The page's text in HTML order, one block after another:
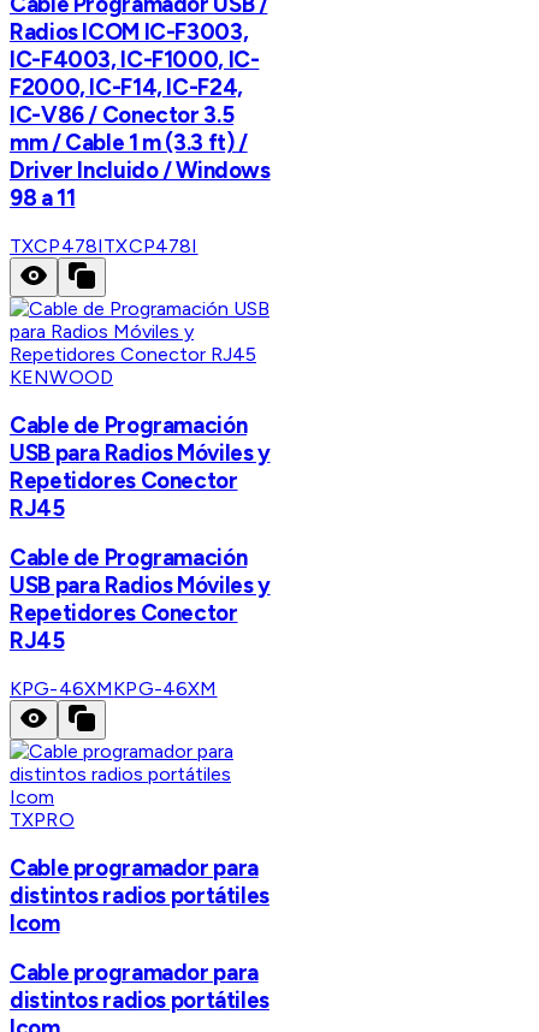
Radios ICOM IC-F3003,
IC-F4003, IC-F1000, IC-
F2000, IC-F14, IC-F24,
IC-V86 / Conector 3.5
mm / Cable 1 m (3.3 ft) /
Driver Incluido / Windows
98 a 11
TXCP478ITXCP478I
KENWOOD
Cable de Programación
USB para Radios Móviles y
Repetidores Conector
RJ45
Cable de Programación
USB para Radios Móviles y
Repetidores Conector
RJ45
KPG-46XMKPG-46XM
TXPRO
Cable programador para
distintos radios portátiles
Icom
Cable programador para
distintos radios portátiles